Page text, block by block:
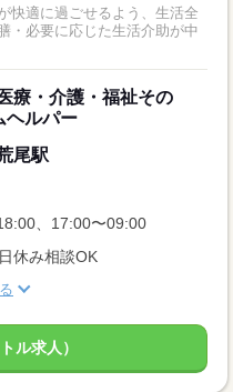
快適に過ごせるよう、生活全
・必要に応じた生活介助が中
療・介護・福祉その
ヘルパー
尾駅
、17:00〜09:00
休み相談OK
ル求人）